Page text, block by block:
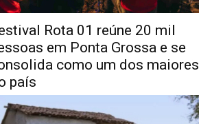
Rota 01 reúne 20 mil
em Ponta Grossa e se
como um dos maiores
país